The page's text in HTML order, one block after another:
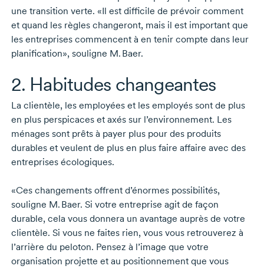
une transition verte. «Il est difficile de prévoir comment
et quand les règles changeront, mais il est important que
les entreprises commencent à en tenir compte dans leur
planification», souligne M. Baer.
2. Habitudes changeantes
La clientèle, les employées et les employés sont de plus
en plus perspicaces et axés sur l’environnement. Les
ménages sont prêts à payer plus pour des produits
durables et veulent de plus en plus faire affaire avec des
entreprises écologiques.
«Ces changements offrent d’énormes possibilités,
souligne M. Baer. Si votre entreprise agit de façon
durable, cela vous donnera un avantage auprès de votre
clientèle. Si vous ne faites rien, vous vous retrouverez à
l’arrière du peloton. Pensez à l’image que votre
organisation projette et au positionnement que vous